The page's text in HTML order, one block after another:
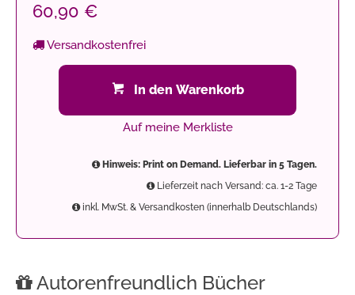
60,90 €
Versandkostenfrei
In den Warenkorb
Auf meine Merkliste
Hinweis: Print on Demand. Lieferbar in 5 Tagen.
Lieferzeit nach Versand: ca. 1-2 Tage
inkl. MwSt. & Versandkosten (innerhalb Deutschlands)
Autorenfreundlich Bücher